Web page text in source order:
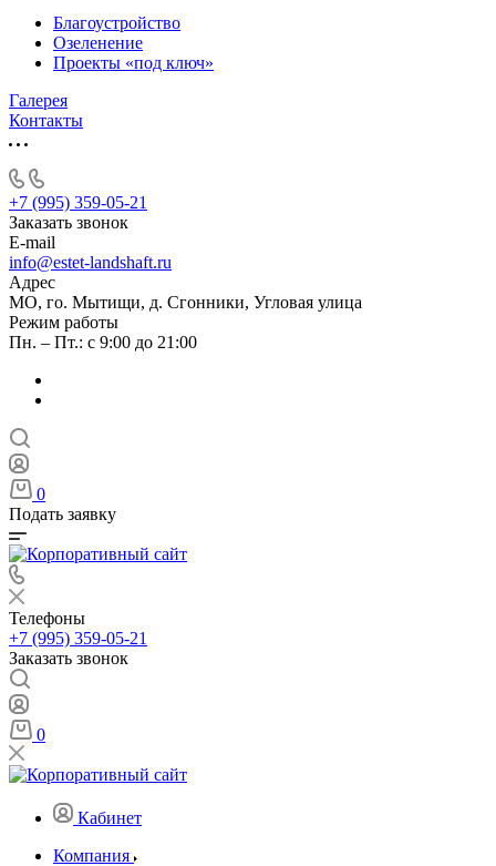
Благоустройство
Озеленение
Проекты «под ключ»
Галерея
Контакты
+7 (995) 359-05-21
Заказать звонок
E-mail
info@estet-landshaft.ru
Адрес
МО, го. Мытищи, д. Сгонники, Угловая улица
Режим работы
Пн. – Пт.: с 9:00 до 21:00
0
Подать заявку
Телефоны
+7 (995) 359-05-21
Заказать звонок
0
Кабинет
Компания